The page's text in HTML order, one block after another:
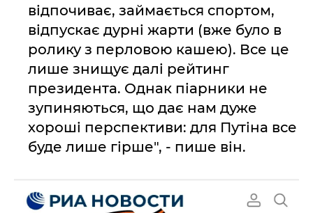
відпочиває, займається спортом,
відпускає дурні жарти (вже було в
ролику з перловою кашею). Все це
лише знищує далі рейтинг
президента. Однак піарники не
зупиняються, що дає нам дуже
хороші перспективи: для Путіна все
буде лише гірше", - пише він.